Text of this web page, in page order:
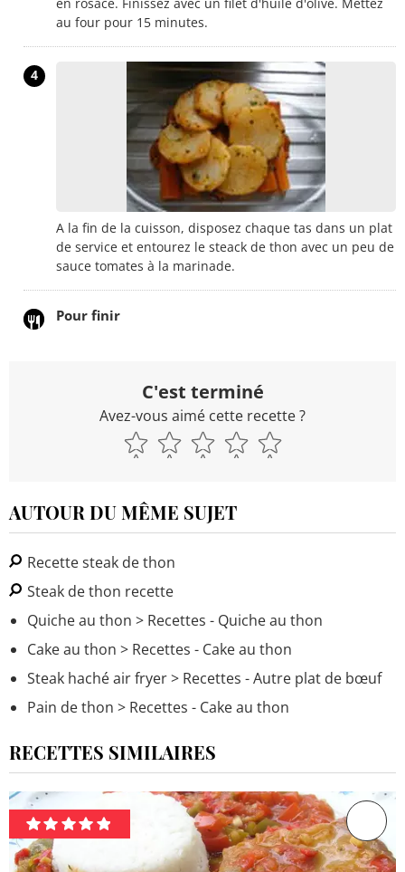
au four pour 15 minutes.
4
A la fin de la cuisson, disposez chaque tas dans un plat
de service et entourez le steack de thon avec un peu de
sauce tomates à la marinade.
Pour finir
C'est terminé
Avez-vous aimé cette recette ?
AUTOUR DU MÊME SUJET
Recette steak de thon
Steak de thon recette
Quiche au thon > Recettes - Quiche au thon
Cake au thon > Recettes - Cake au thon
Steak haché air fryer> Recettes - Autre plat de bœuf
Pain de thon > Recettes - Cake au thon
RECETTES SIMILAIRES